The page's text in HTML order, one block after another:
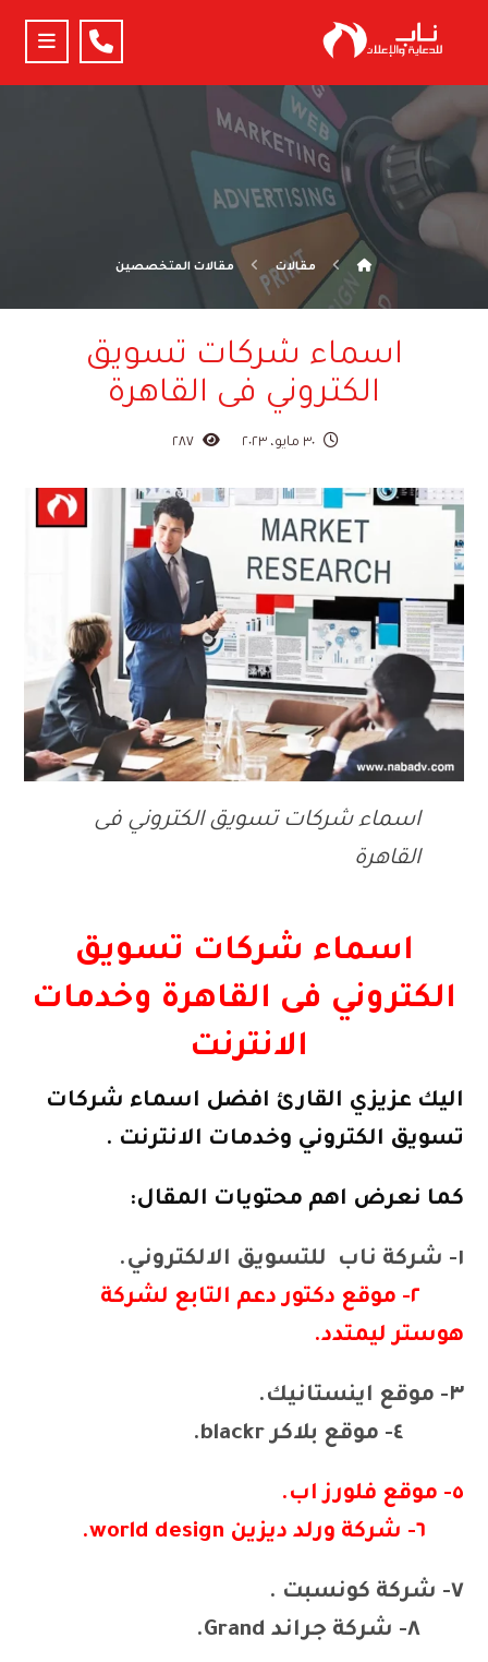
مقالات مقالات المتخصصين
اسماء شركات تسويق
الكتروني فى القاهرة
٣٠ مايو، ٢٠٢٣ ٢٨٧
اسماء شركات تسويق الكتروني فى
القاهرة
اسماء شركات تسويق
الكتروني فى القاهرة وخدمات
الانترنت
اليك عزيزي القارئ افضل اسماء شركات
تسويق الكتروني وخدمات الانترنت .
كما نعرض اهم محتويات المقال:
١- شركة ناب للتسويق الالكتروني.
٢- موقع دكتور دعم التابع لشركة
هوستر ليمتدد.
٣- موقع اينستانيك.
٤- موقع بلاكر blackr.
٥- موقع فلورز اب.
٦- شركة ورلد ديزين world design.
٧- شركة كونسبت .
٨- شركة جراند Grand.